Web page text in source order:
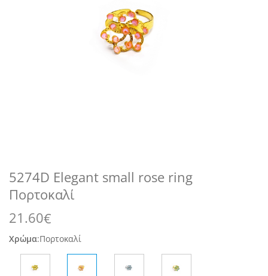
5274D Elegant small rose ring
Πορτοκαλί
21.60€
Χρώμα:Πορτοκαλί